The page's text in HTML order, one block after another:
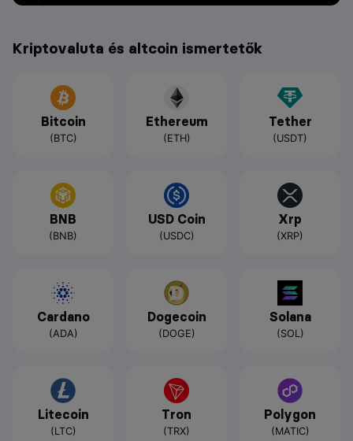
Kriptovaluta és altcoin ismertetők
Bitcoin
(BTC)
Ethereum
(ETH)
Tether
(USDT)
BNB
(BNB)
USD Coin
(USDC)
Xrp
(XRP)
Cardano
(ADA)
Dogecoin
(DOGE)
Solana
(SOL)
Litecoin
(LTC)
Tron
(TRX)
Polygon
(MATIC)